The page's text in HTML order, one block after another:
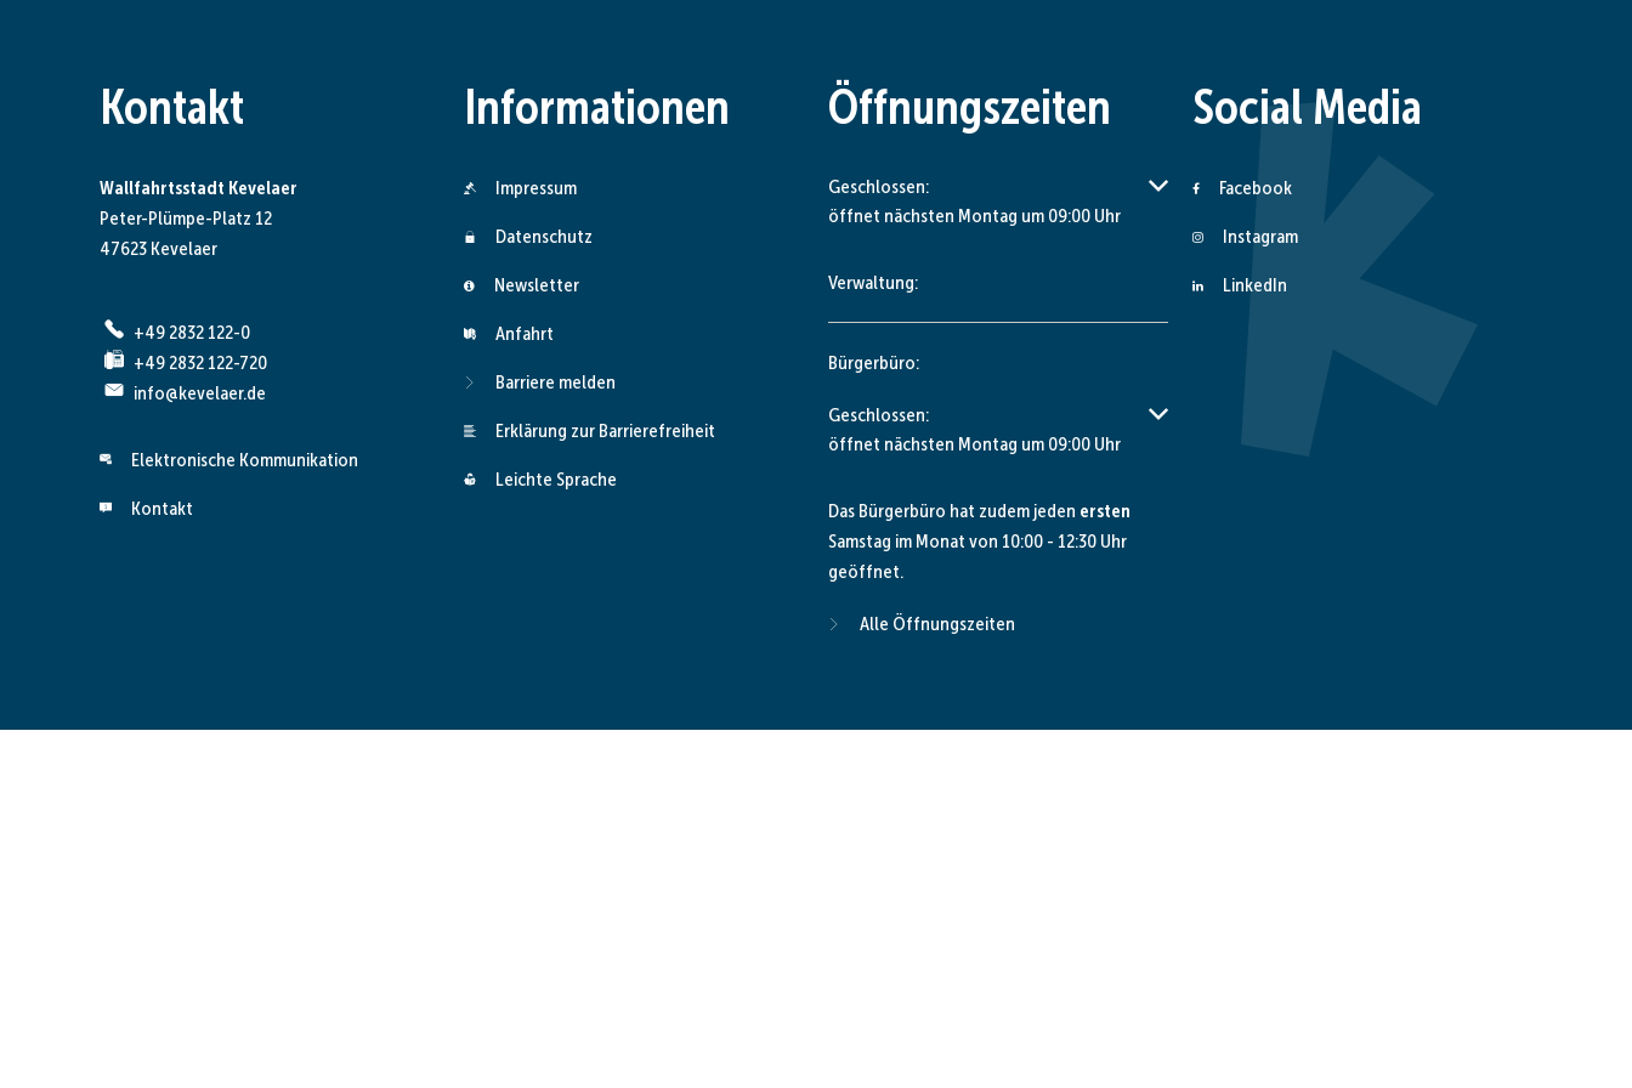
Kontakt
Wallfahrtsstadt Kevelaer
Peter-Plümpe-Platz 12
47623 Kevelaer
+49 2832 122-0
+49 2832 122-720
info@kevelaer.de
Elektronische Kommunikation
Kontakt
Informationen
Impressum
Datenschutz
Newsletter
Anfahrt
Barriere melden
Erklärung zur Barrierefreiheit
Leichte Sprache
Öffnungszeiten
Klicken, um weitere Öffnungs- oder Schließzeiten auszublenden
Geschlossen:
öffnet nächsten Montag um 09:00 Uhr
Verwaltung:
Bürgerbüro:
Klicken, um weitere Öffnungs- oder Schließzeiten auszublenden
Geschlossen:
öffnet nächsten Montag um 09:00 Uhr
Das Bürgerbüro hat zudem jeden ersten
Samstag im Monat von 10:00 - 12:30 Uhr
geöffnet.
Alle Öffnungszeiten
Social Media
Facebook
Instagram
LinkedIn